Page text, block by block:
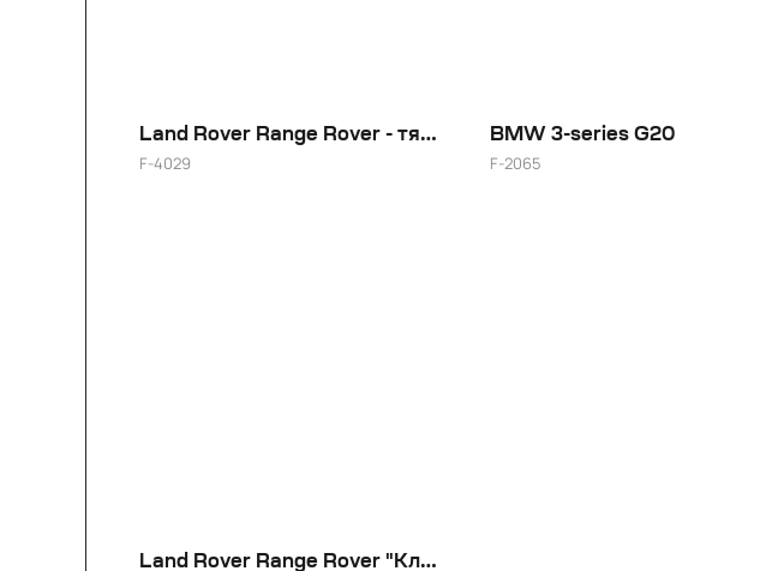
Land Rover Range Rover - тяжёлый люкс
F-4029
BMW 3-series G20
F-2065
Land Rover Range Rover "Классика"